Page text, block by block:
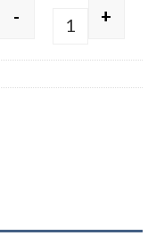
Quantity
- +